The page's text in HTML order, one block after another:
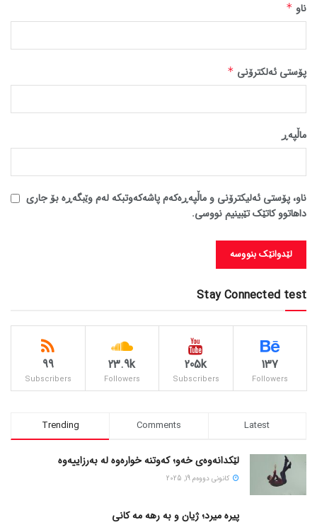
ناو *
پۆستی ئەلکترۆنی *
ماڵپه‌ڕ
ناو، پۆستی ئەلیکترۆنی و ماڵپەڕەکەم پاشەکەوتبکە لەم وێبگەڕە بۆ جاری
داهاتوو کاتێک تێبینیم نووسی.
Stay Connected test
137
Followers
205k
Subscribers
23.9k
Followers
99
Subscribers
Trending Comments Latest
لێکدانەوەی خەو؛ کەوتنە خوارەوە لە بەرزاییەوە
كانونی دووه‌م 19, 2025
پیره میرد؛ ژیان و به رهه مه کانی